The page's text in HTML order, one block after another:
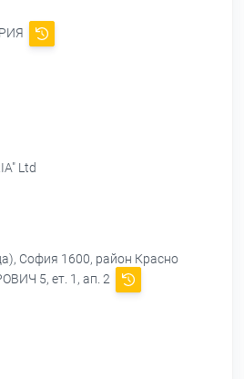
Ltd
София 1600, район Красно
5, ет. 1, ап. 2